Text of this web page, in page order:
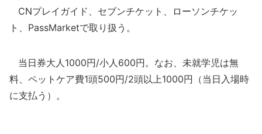
CNプレイガイド、セブンチケット、ローソンチケッ
ト、PassMarketで取り扱う。
当日券大人1000円/小人600円。なお、未就学児は無
料、ペットケア費1頭500円/2頭以上1000円（当日入場時
に支払う）。